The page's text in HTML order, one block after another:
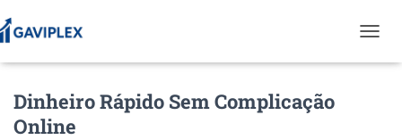
O
Dinheiro Rápido Sem Complicação
Online